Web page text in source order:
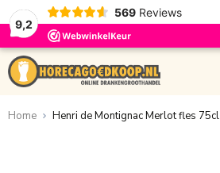
9,2
569 Reviews
Ga naar de inhoud
Home Henri de Montignac Merlot fles 75cl